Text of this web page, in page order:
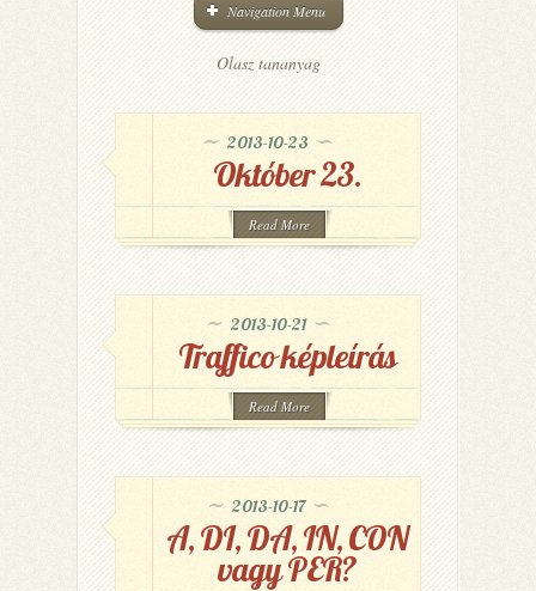
Navigation Menu
Olasz tananyag
2013-10-23
Október 23.
Read More
2013-10-21
Traffico képleírás
Read More
2013-10-17
A, DI, DA, IN, CON
vagy PER?